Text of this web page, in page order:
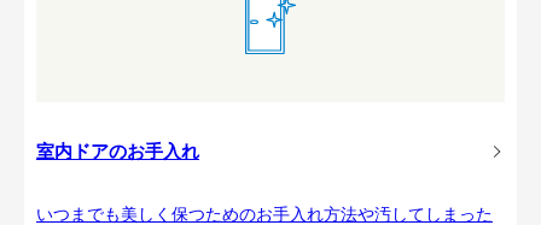
室内ドアのお手入れ
いつまでも美しく保つためのお手入れ方法や汚してしまった